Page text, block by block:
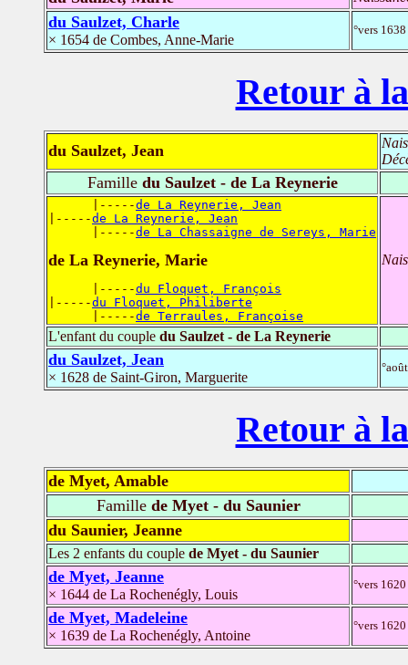
du Saulzet, Charle
× 1654 de Combes, Anne-Marie
°vers
Retour à
du Saulzet, Jean
Familledu Saulzet - de La Reynerie
      |-----
de La Reynerie, Jean
|-----de La Reynerie, Jean
      |-----
de La Chassaigne de Sereys, Marie
de La Reynerie, Marie
      |-----
du Floquet, François
|-----du Floquet, Philiberte
      |-----
de Terraules, Françoise
L'enfant du couple du Saulzet - de La Reynerie
du Saulzet, Jean
× 1628 de Saint-Giron, Marguerite
Retour à
de Myet, Amable
Famillede Myet - du Saunier
du Saunier, Jeanne
Les 2 enfants du couple de Myet - du Saunier
de Myet, Jeanne
× 1644 de La Rochenégly, Louis
°vers
de Myet, Madeleine
× 1639 de La Rochenégly, Antoine
°vers